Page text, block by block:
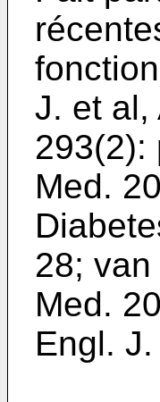
J. et al,
293(2):
Med.
28; van
Med.
Engl.